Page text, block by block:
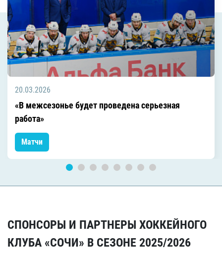
20.03.2026
«В межсезонье будет проведена серьезная
работа»
Матчи
СПОНСОРЫ И ПАРТНЕРЫ ХОККЕЙНОГО
КЛУБА «СОЧИ» В СЕЗОНЕ 2025/2026